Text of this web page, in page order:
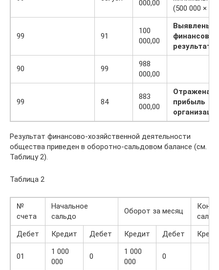
000,00
(500 000 ×
99 91
100
000,00
Выявлены
финансовые
результаты
90 99
988
000,00
99 84
883
000,00
Отражена
прибыль
Результат финансово-хозяйственной деятельности
общества ­приведен в оборотно-сальдовом балансе (см.
Таблицу 2).
Таблица 2
№
счета
Начальное
сальдо
Оборот за месяц
Дебет
Кредит Дебет Кредит Дебет
01
1 000
000
0
1 000
000
0